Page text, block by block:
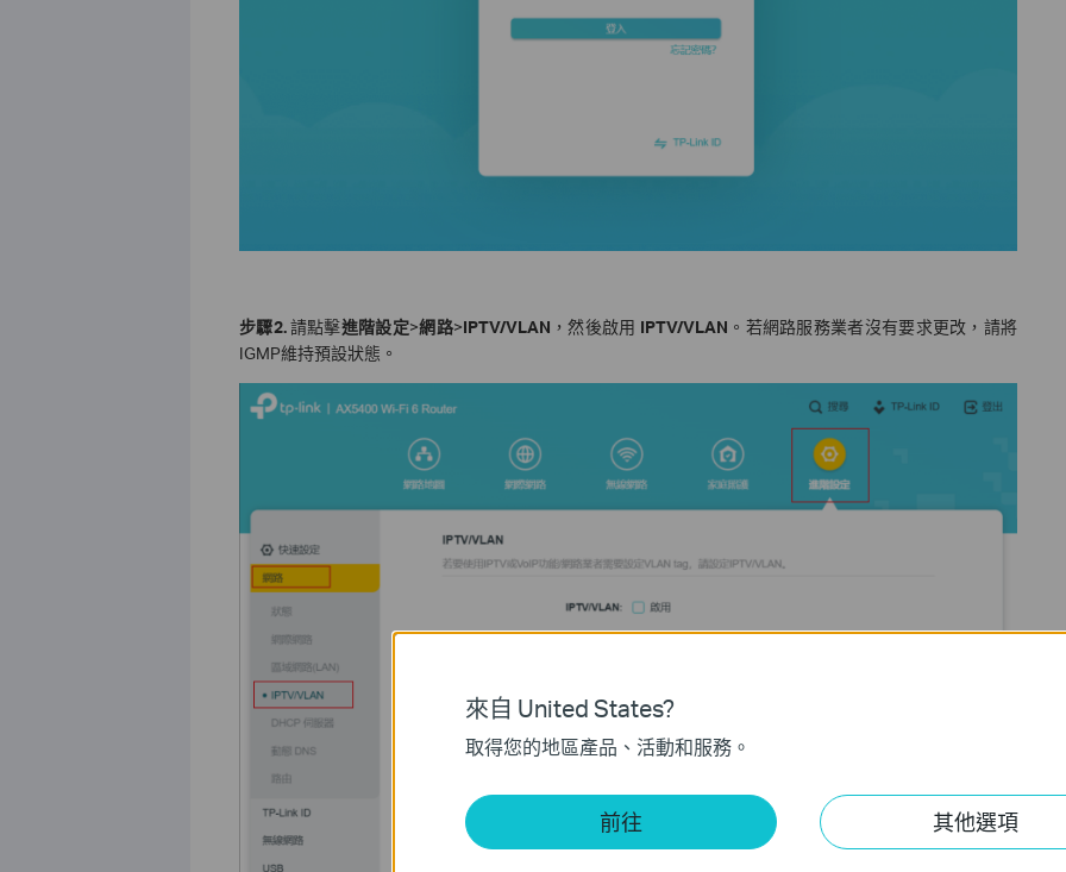
步驟2.請點擊進階設定>網路>IPTV/VLAN ，然後啟用 IPTV/VLAN 。若網路服務業者沒有要求更改，請將
IGMP維持預設狀態。
來自 United States?
取得您的地區產品、活動和服務。
前往 其他選項